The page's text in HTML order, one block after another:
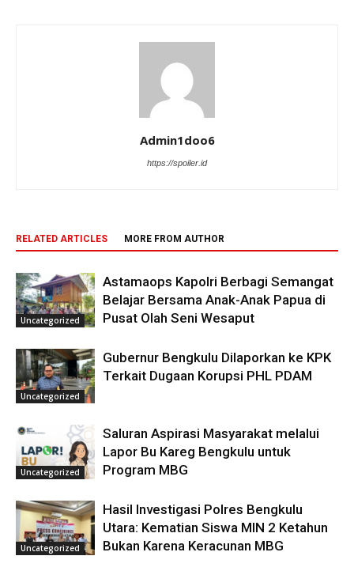
Admin1doo6
https://spoiler.id
RELATED ARTICLES MORE FROM AUTHOR
Uncategorized
Astamaops Kapolri Berbagi Semangat
Belajar Bersama Anak-Anak Papua di
Pusat Olah Seni Wesaput
Uncategorized
Gubernur Bengkulu Dilaporkan ke KPK
Terkait Dugaan Korupsi PHL PDAM
Uncategorized
Saluran Aspirasi Masyarakat melalui
Lapor Bu Kareg Bengkulu untuk
Program MBG
Uncategorized
Hasil Investigasi Polres Bengkulu
Utara: Kematian Siswa MIN 2 Ketahun
Bukan Karena Keracunan MBG